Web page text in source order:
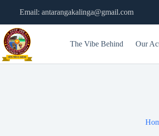
Email: antarangakalinga@gmail.com
The Vibe Behind Our